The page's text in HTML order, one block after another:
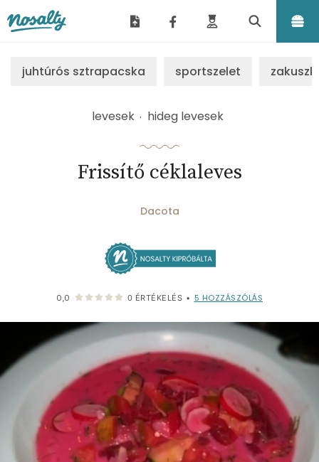
juhtúrós sztrapacska sportszelet
levesek hideg levesek
Frissítő céklaleves
Dacota
0,0 0 ÉRTÉKELÉS • 5 HOZZÁSZÓLÁS